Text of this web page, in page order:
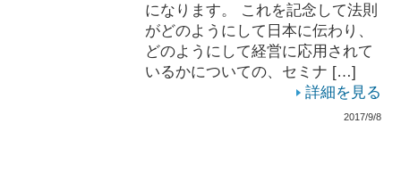
になります。 これを記念して法則
がどのようにして日本に伝わり、
どのようにして経営に応用されて
いるかについての、セミナ […]
詳細を見る
2017/9/8